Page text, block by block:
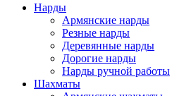
Нарды
Армянские нарды
Резные нарды
Деревянные нарды
Дорогие нарды
Нарды ручной работы
Шахматы